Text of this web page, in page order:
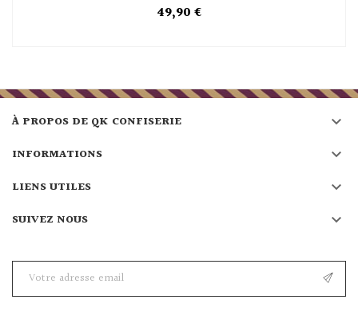
49,90 €
À PROPOS DE QK CONFISERIE 
INFORMATIONS 
LIENS UTILES 
SUIVEZ NOUS 